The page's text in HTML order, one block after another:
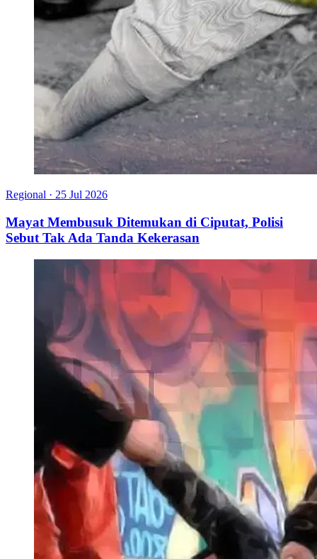
Regional · 25 Jul 2026
Mayat Membusuk Ditemukan di Ciputat, Polisi
Sebut Tak Ada Tanda Kekerasan